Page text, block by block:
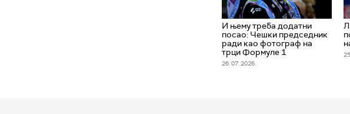
И њему треба додатни
посао: Чешки председник
ради као фотограф на
трци Формуле 1
26. 07. 2026.